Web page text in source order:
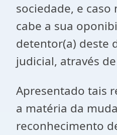
sociedade, e caso
cabe a sua
detentor(a) deste
judicial, através
Apresentado tais
a matéria da
reconhecimento